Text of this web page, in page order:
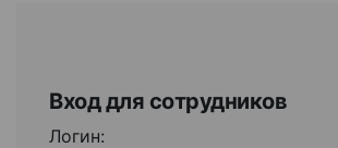
Вход для сотрудников
Логин: